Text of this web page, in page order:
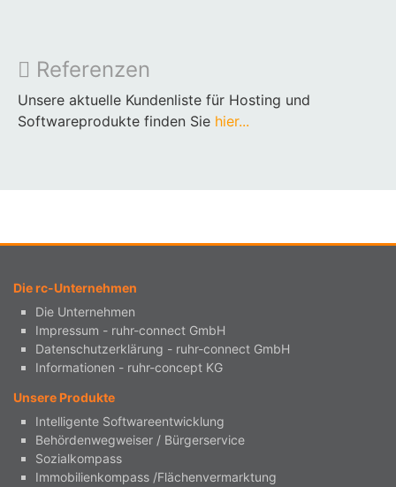
Referenzen
Unsere aktuelle Kundenliste für Hosting und
Softwareprodukte finden Sie hier...
Die rc-Unternehmen
Die Unternehmen
Impressum - ruhr-connect GmbH
Datenschutzerklärung - ruhr-connect GmbH
Informationen - ruhr-concept KG
Unsere Produkte
Intelligente Softwareentwicklung
Behördenwegweiser / Bürgerservice
Sozialkompass
Immobilienkompass /Flächenvermarktung